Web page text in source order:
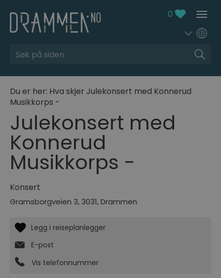
0
Søk
Du er her: Hva skjer Julekonsert med Konnerud
Musikkorps -
Julekonsert med
Konnerud
Musikkorps -
Konsert
Gramsborgveien 3, 3031,Drammen
E-post
Vis telefonnummer